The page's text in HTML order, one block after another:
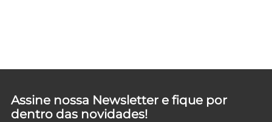
Assine nossa Newsletter e fique por
dentro das novidades!